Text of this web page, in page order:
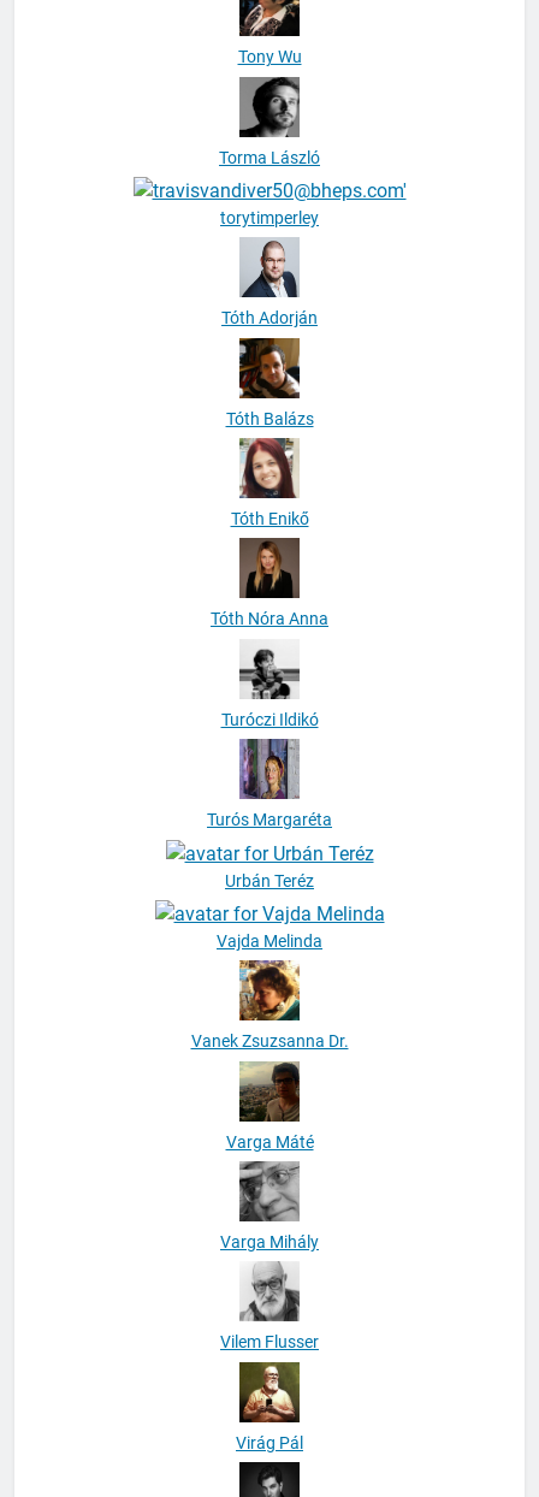
Tony Wu
Torma László
torytimperley
Tóth Adorján
Tóth Balázs
Tóth Enikő
Tóth Nóra Anna
Turóczi Ildikó
Turós Margaréta
Urbán Teréz
Vajda Melinda
Vanek Zsuzsanna Dr.
Varga Máté
Varga Mihály
Vilem Flusser
Virág Pál